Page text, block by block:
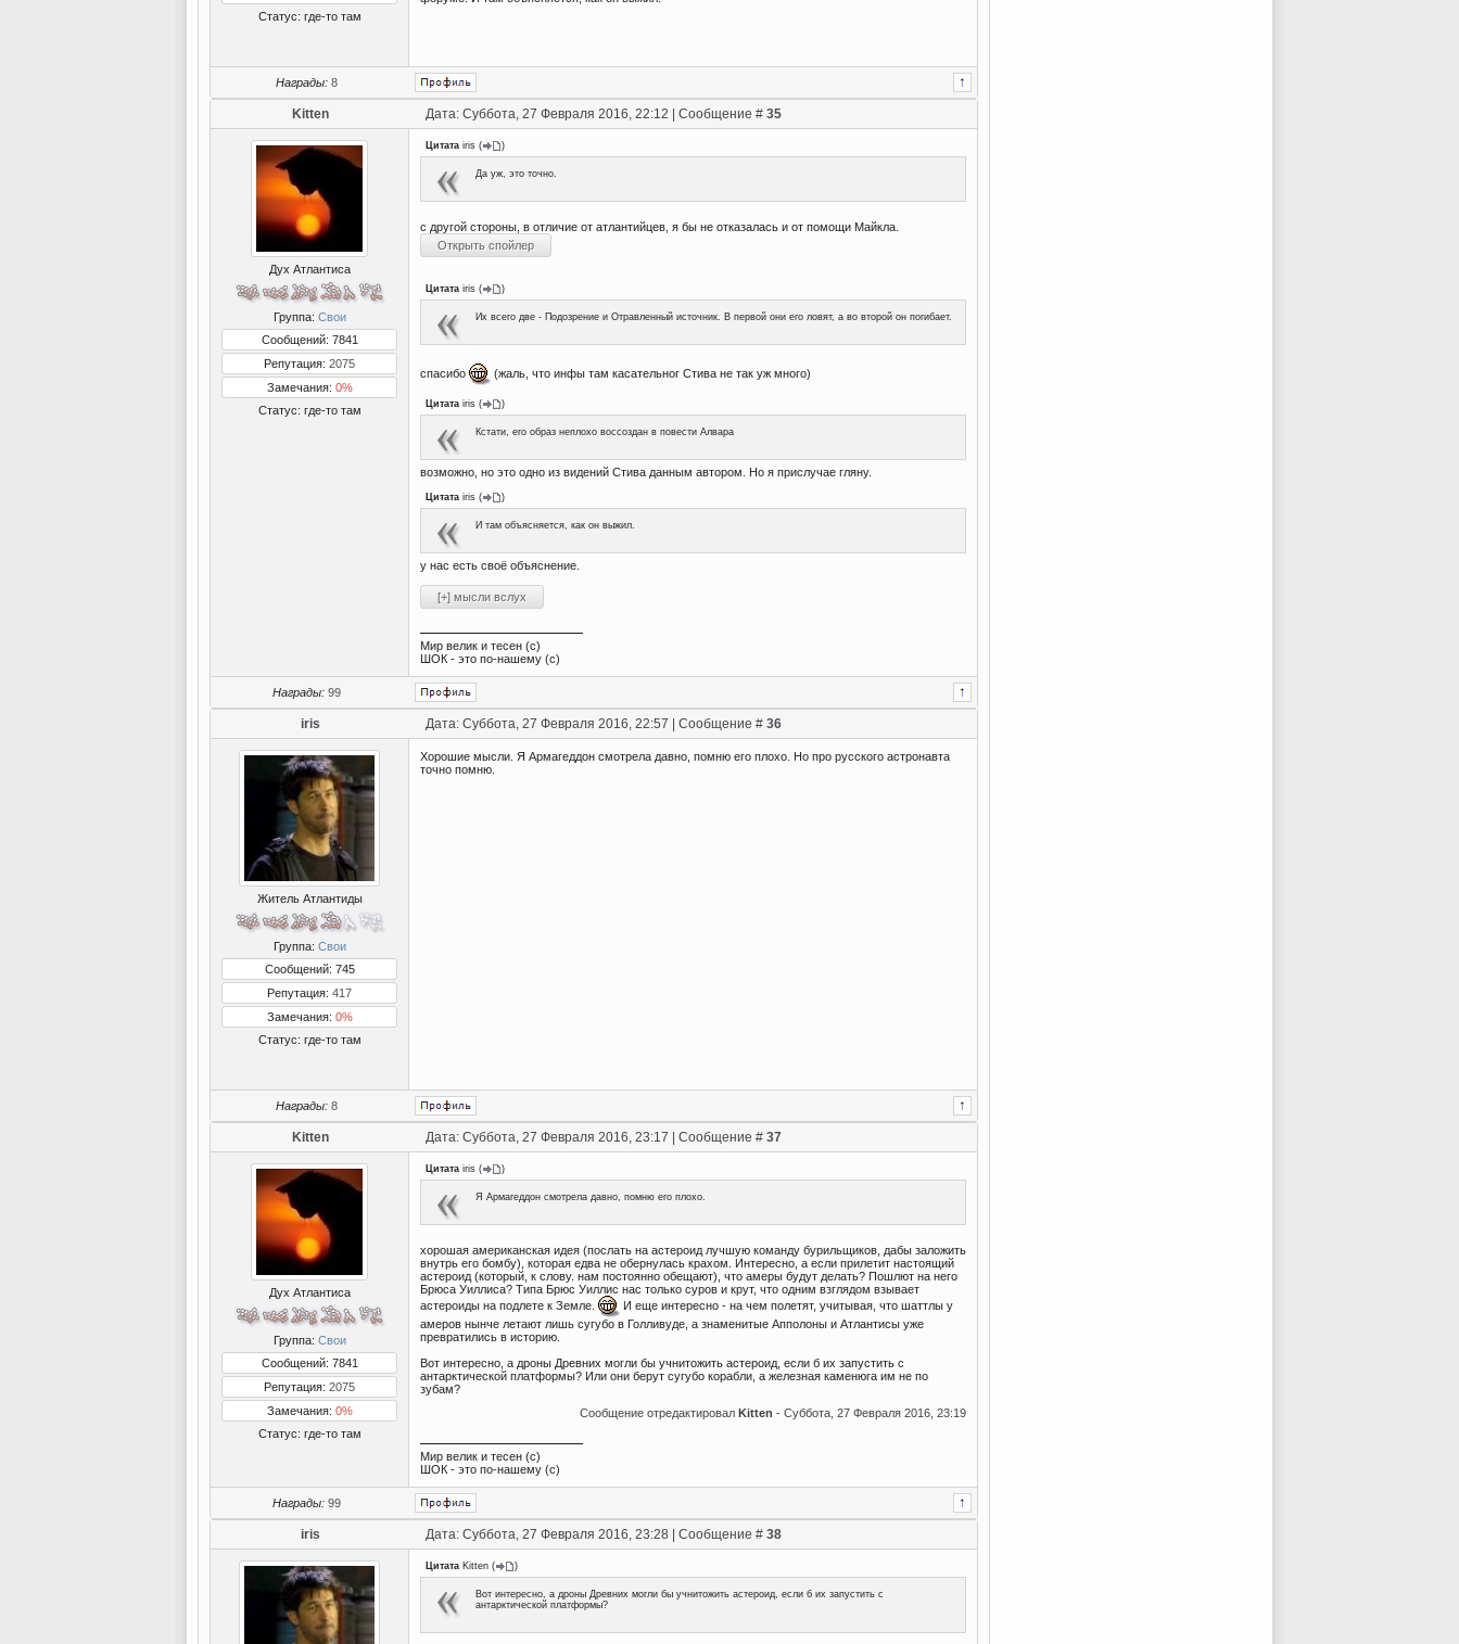
Статус: где-то там
Награды: 8
Kitten Дата: Суббота, 27 Февраля 2016, 22:12 | Сообщение # 35
Дух Атлантиса
Группа: Свои
Сообщений: 7841
Репутация: 2075
Замечания: 0%
Статус: где-то там
Цитата iris ( )
Да уж, это точно.
с другой стороны, в отличие от атлантийцев, я бы не отказалась и от помощи Майкла.
Цитата iris ( )
Их всего две - Подозрение и Отравленный источник. В первой они его ловят, а во второй он погибает.
спасибо (жаль, что инфы там касательног Стива не так уж много)
Цитата iris ( )
Кстати, его образ неплохо воссоздан в повести Алвара
возможно, но это одно из видений Стива данным автором. Но я прислучае гляну.
Цитата iris ( )
И там объясняется, как он выжил.
у нас есть своё объяснение.
Мир велик и тесен (с)
ШОК - это по-нашему (с)
Награды: 99
iris Дата: Суббота, 27 Февраля 2016, 22:57 | Сообщение # 36
Житель Атлантиды
Группа: Свои
Сообщений: 745
Репутация: 417
Замечания: 0%
Статус: где-то там
Хорошие мысли. Я Армагеддон смотрела давно, помню его плохо. Но про русского астронавта
точно помню.
Награды: 8
Kitten Дата: Суббота, 27 Февраля 2016, 23:17 | Сообщение # 37
Дух Атлантиса
Группа: Свои
Сообщений: 7841
Репутация: 2075
Замечания: 0%
Статус: где-то там
Цитата iris ( )
Я Армагеддон смотрела давно, помню его плохо.
хорошая американская идея (послать на астероид лучшую команду бурильщиков, дабы заложить
внутрь его бомбу), которая едва не обернулась крахом. Интересно, а если прилетит настоящий
астероид (который, к слову. нам постоянно обещают), что амеры будут делать? Пошлют на него
Брюса Уиллиса? Типа Брюс Уиллис нас только суров и крут, что одним взглядом взывает
астероиды на подлете к Земле.
И еще интересно - на чем полетят, учитывая, что шаттлы у
амеров нынче летают лишь сугубо в Голливуде, а знаменитые Апполоны и Атлантисы уже
превратились в историю.
Вот интересно, а дроны Древних могли бы учнитожить астероид, если б их запустить с
антарктической платформы? Или они берут сугубо корабли, а железная каменюга им не по
зубам?
Сообщение отредактировал Kitten - Суббота, 27 Февраля 2016, 23:19
Мир велик и тесен (с)
ШОК - это по-нашему (с)
Награды: 99
iris Дата: Суббота, 27 Февраля 2016, 23:28 | Сообщение # 38
Цитата Kitten ( )
Вот интересно, а дроны Древних могли бы учнитожить астероид, если б их запустить с
антарктической платформы?